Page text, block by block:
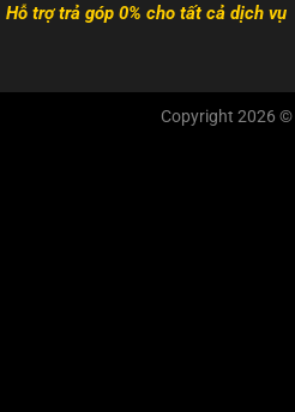
Hỗ trợ trả góp 0% cho tất cả dịch vụ
Copyright 2026 ©